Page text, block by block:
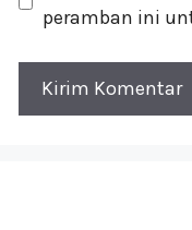
peramban ini